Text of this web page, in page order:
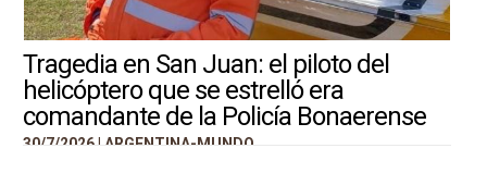
Tragedia en San Juan: el piloto del
helicóptero que se estrelló era
comandante de la Policía Bonaerense
30/7/2026 | ARGENTINA-MUNDO